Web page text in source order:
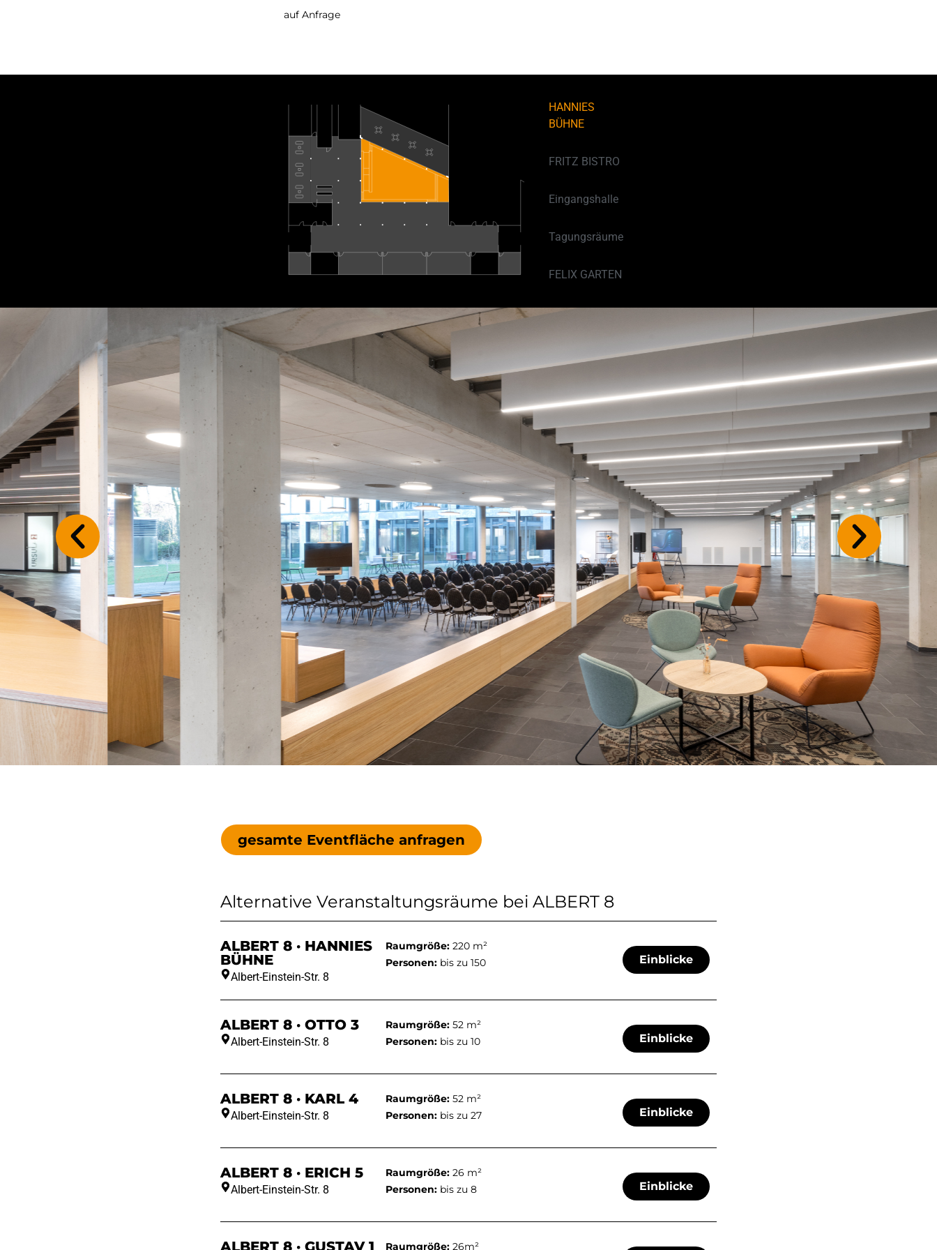
auf Anfrage
HANNIES
BÜHNE
FRITZ BISTRO
Eingangshalle
Tagungsräume
FELIX GARTEN
gesamte Eventfläche anfragen
Alternative Veranstaltungsräume bei ALBERT 8
ALBERT 8 · HANNIES
BÜHNE
Albert-Einstein-Str. 8
Raumgröße: 220 m²
Personen: bis zu 150 Einblicke
ALBERT 8 · OTTO 3
Albert-Einstein-Str. 8
Raumgröße: 52 m²
Personen: bis zu 10 Einblicke
ALBERT 8 · KARL 4
Albert-Einstein-Str. 8
Raumgröße: 52 m²
Personen: bis zu 27 Einblicke
ALBERT 8 · ERICH 5
Albert-Einstein-Str. 8
Raumgröße: 26 m²
Personen: bis zu 8 Einblicke
Raumgröße: 26m²